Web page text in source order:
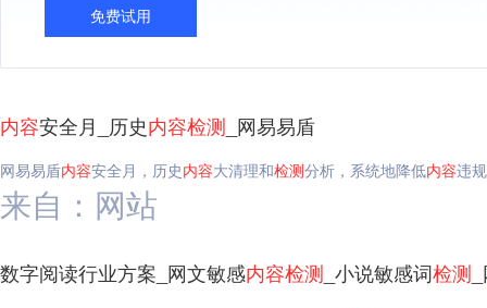
免费试用
内容安全月_历史内容检测 _网易易盾
网易易盾内容安全月，历史内容大清理和检测分析，系统地降低内容违
来自：网站
数字阅读行业方案_网文敏感内容检测 _小说敏感词检测